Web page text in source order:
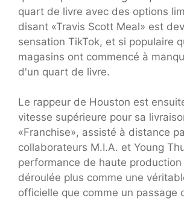
quart de livre avec des options
disant «Travis Scott Meal» est
sensation TikTok, et si populaire
magasins ont commencé à
d'un quart de livre.
Le rappeur de Houston est
vitesse supérieure pour sa
«Franchise», assisté à distance
collaborateurs M.I.A. et Young
performance de haute
déroulée plus comme une
officielle que comme un passage